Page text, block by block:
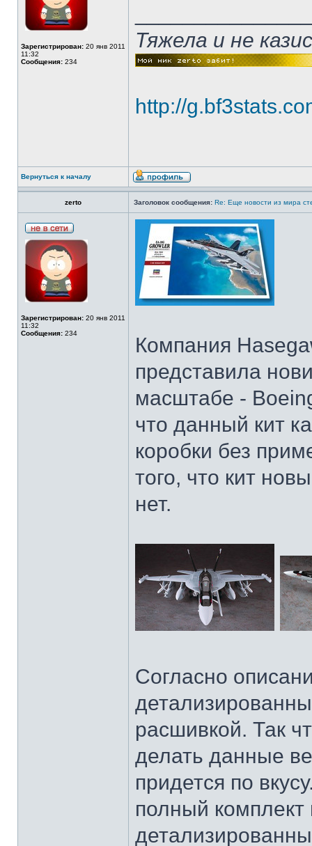
Зарегистрирован: 20 янв 2011
11:32
Сообщения: 234
Тяжела и не
http://
Вернуться к началу
zerto Заголовок сообщения: Re: Еще новости из мира
Зарегистрирован: 20 янв 2011
11:32
Сообщения: 234
Компания
представила
масштабе -
что данный кит
коробки без
того, что кит
нет.
Согласно
расшивкой. Так
делать данные
придется по
полный